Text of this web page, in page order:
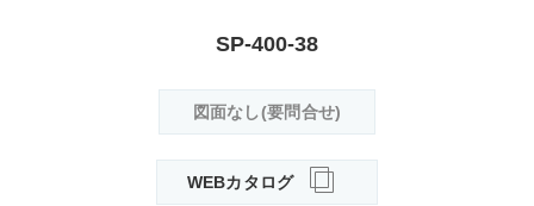
SP-400-38
図面なし(要問合せ)
WEBカタログ